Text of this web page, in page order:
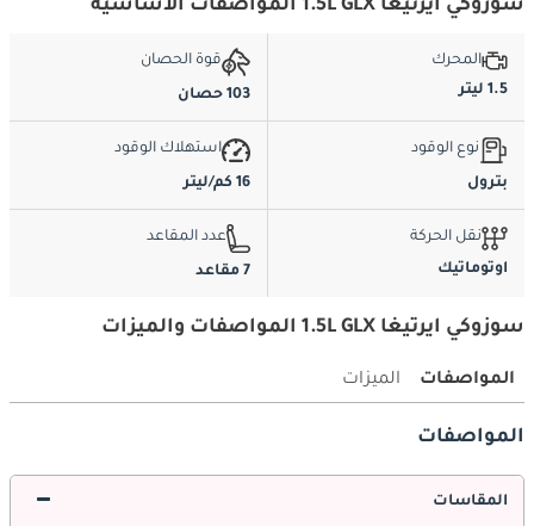
سوزوكي ايرتيغا 1.5L GLX المواصفات الأساسية
المحرك
1.5 ليتر
قوة الحصان
103 حصان
نوع الوقود
بترول
استهلاك الوقود
16 كم/ليتر
نقل الحركة
اوتوماتيك
عدد المقاعد
7 مقاعد
سوزوكي ايرتيغا 1.5L GLX المواصفات والميزات
المواصفات الميزات
المواصفات
المقاسات